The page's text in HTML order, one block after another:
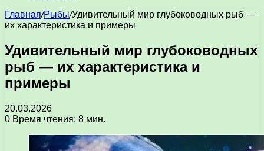
Главная/Рыбы/Удивительный мир глубоководных рыб —
их характеристика и примеры
Удивительный мир глубоководных
рыб — их характеристика и
примеры
20.03.2026
0 Время чтения: 8 мин.